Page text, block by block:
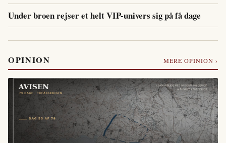
Under broen rejser et helt VIP-univers sig på få dage
OPINION MERE OPINION ›